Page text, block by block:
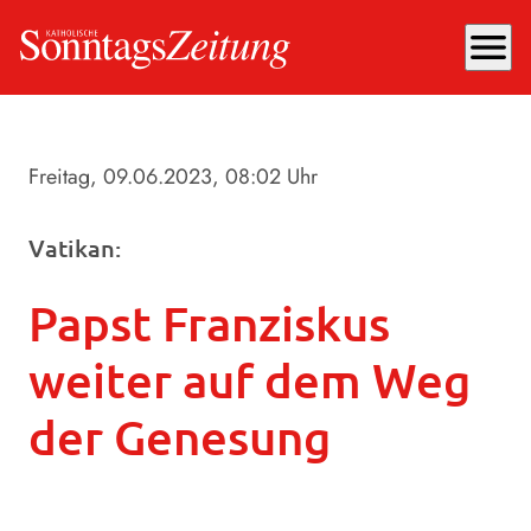
menu
Freitag, 09.06.2023, 08:02 Uhr
Vatikan:
Papst Franziskus
weiter auf dem Weg
der Genesung